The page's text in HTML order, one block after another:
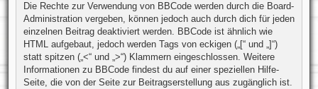
Die Rechte zur Verwendung von BBCode werden durch die Board-
Administration vergeben, können jedoch auch durch dich für jeden
einzelnen Beitrag deaktiviert werden. BBCode ist ähnlich wie
HTML aufgebaut, jedoch werden Tags von eckigen („[“ und „]“)
statt spitzen („<“ und „>“) Klammern eingeschlossen. Weitere
Informationen zu BBCode findest du auf einer speziellen Hilfe-
Seite, die von der Seite zur Beitragserstellung aus zugänglich ist.